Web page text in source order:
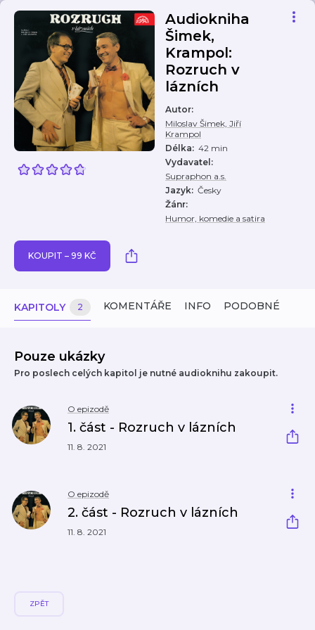
Audiokniha
Šimek,
Krampol:
Rozruch v
lázních
Autor:
Miloslav Šimek, Jiří
Krampol
Délka: 42 min
Vydavatel :
Supraphon a.s.
Jazyk: Česky
Žánr:
Humor, komedie a satira
KOUPIT – 99 KČ
KAPITOLY 2 KOMENTÁŘE INFO PODOBNÉ
Pouze ukázky
Pro poslech celých kapitol je nutné audioknihu zakoupit.
O epizodě
1. část - Rozruch v lázních
11. 8. 2021
O epizodě
2. část - Rozruch v lázních
11. 8. 2021
ZPĚT